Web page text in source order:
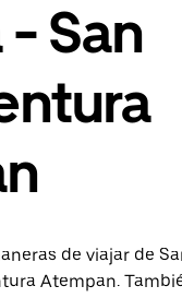
San
de viajar de
Atempan.